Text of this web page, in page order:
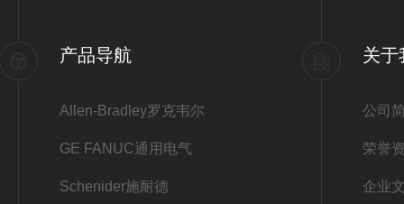
产品导航
Allen-Bradley罗克韦尔
GE FANUC通用电气
Schenider施耐德
关于
公司
荣誉
企业